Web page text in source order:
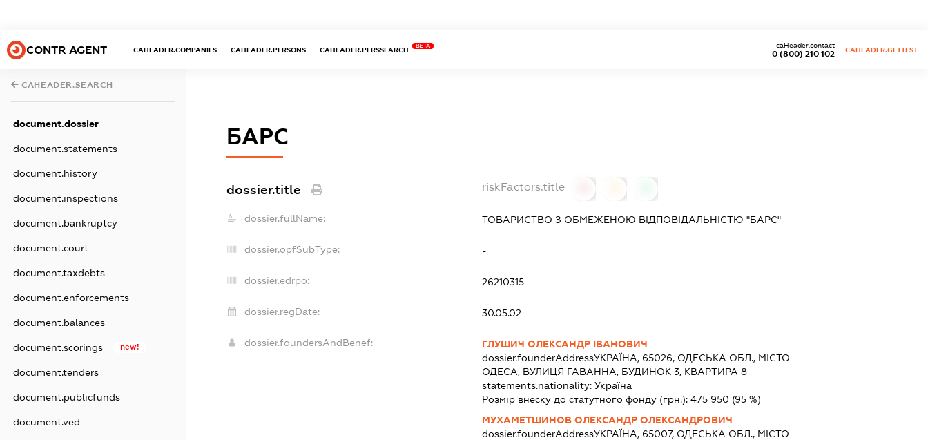
CONTR AGENT CAHEADER.COMPANIES CAHEADER.PERSONS CAHEADER.PERSSEARCH
BETA
0 (800) 210 102
caHeader.contact
CAHEADER.GETTEST
CAHEADER.SEARCH
document.dossier
document.statements
document.history
document.inspections
document.bankruptcy
document.court
document.taxdebts
document.enforcements
document.balances
document.scorings new!
document.tenders
document.publicfunds
document.ved
БАРС
dossier.title riskFactors.title
dossier.fullName: ТОВАРИСТВО З ОБМЕЖЕНОЮ ВІДПОВІДАЛЬНІСТЮ "БАРС"
dossier.opfSubType: -
dossier.edrpo: 26210315
dossier.regDate: 30.05.02
dossier.foundersAndBenef:
ГЛУШИЧ ОЛЕКСАНДР ІВАНОВИЧ
dossier.founderAddressУКРАЇНА, 65026, ОДЕСЬКА ОБЛ., МІСТО
ОДЕСА, ВУЛИЦЯ ГАВАННА, БУДИНОК 3, КВАРТИРА 8
statements.nationality:Україна
Розмір внеску до статутного фонду (грн.):475 950 (95 %)
МУХАМЕТШИНОВ ОЛЕКСАНДР ОЛЕКСАНДРОВИЧ
dossier.founderAddressУКРАЇНА, 65007, ОДЕСЬКА ОБЛ., МІСТО